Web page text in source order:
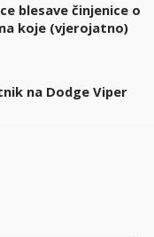
blesave činjenice o
koje (vjerojatno)
na Dodge Viper